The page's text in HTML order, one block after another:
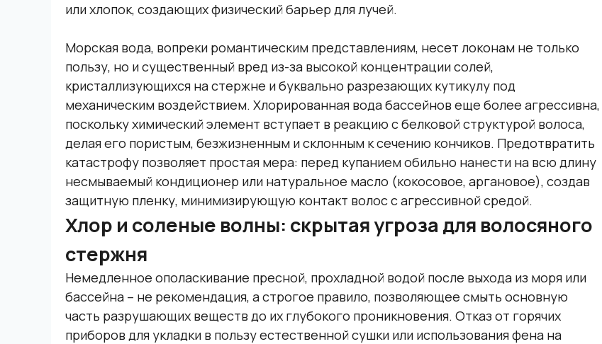
или хлопок, создающих физический барьер для лучей.
Морская вода, вопреки романтическим представлениям, несет локонам не только
пользу, но и существенный вред из-за высокой концентрации солей,
кристаллизующихся на стержне и буквально разрезающих кутикулу под
механическим воздействием. Хлорированная вода бассейнов еще более агрессивна,
поскольку химический элемент вступает в реакцию с белковой структурой волоса,
делая его пористым, безжизненным и склонным к сечению кончиков. Предотвратить
катастрофу позволяет простая мера: перед купанием обильно нанести на всю длину
несмываемый кондиционер или натуральное масло (кокосовое, аргановое), создав
защитную пленку, минимизирующую контакт волос с агрессивной средой.
Хлор и соленые волны: скрытая угроза для волосяного
стержня
Немедленное ополаскивание пресной, прохладной водой после выхода из моря или
бассейна – не рекомендация, а строгое правило, позволяющее смыть основную
часть разрушающих веществ до их глубокого проникновения. Отказ от горячих
приборов для укладки в пользу естественной сушки или использования фена на